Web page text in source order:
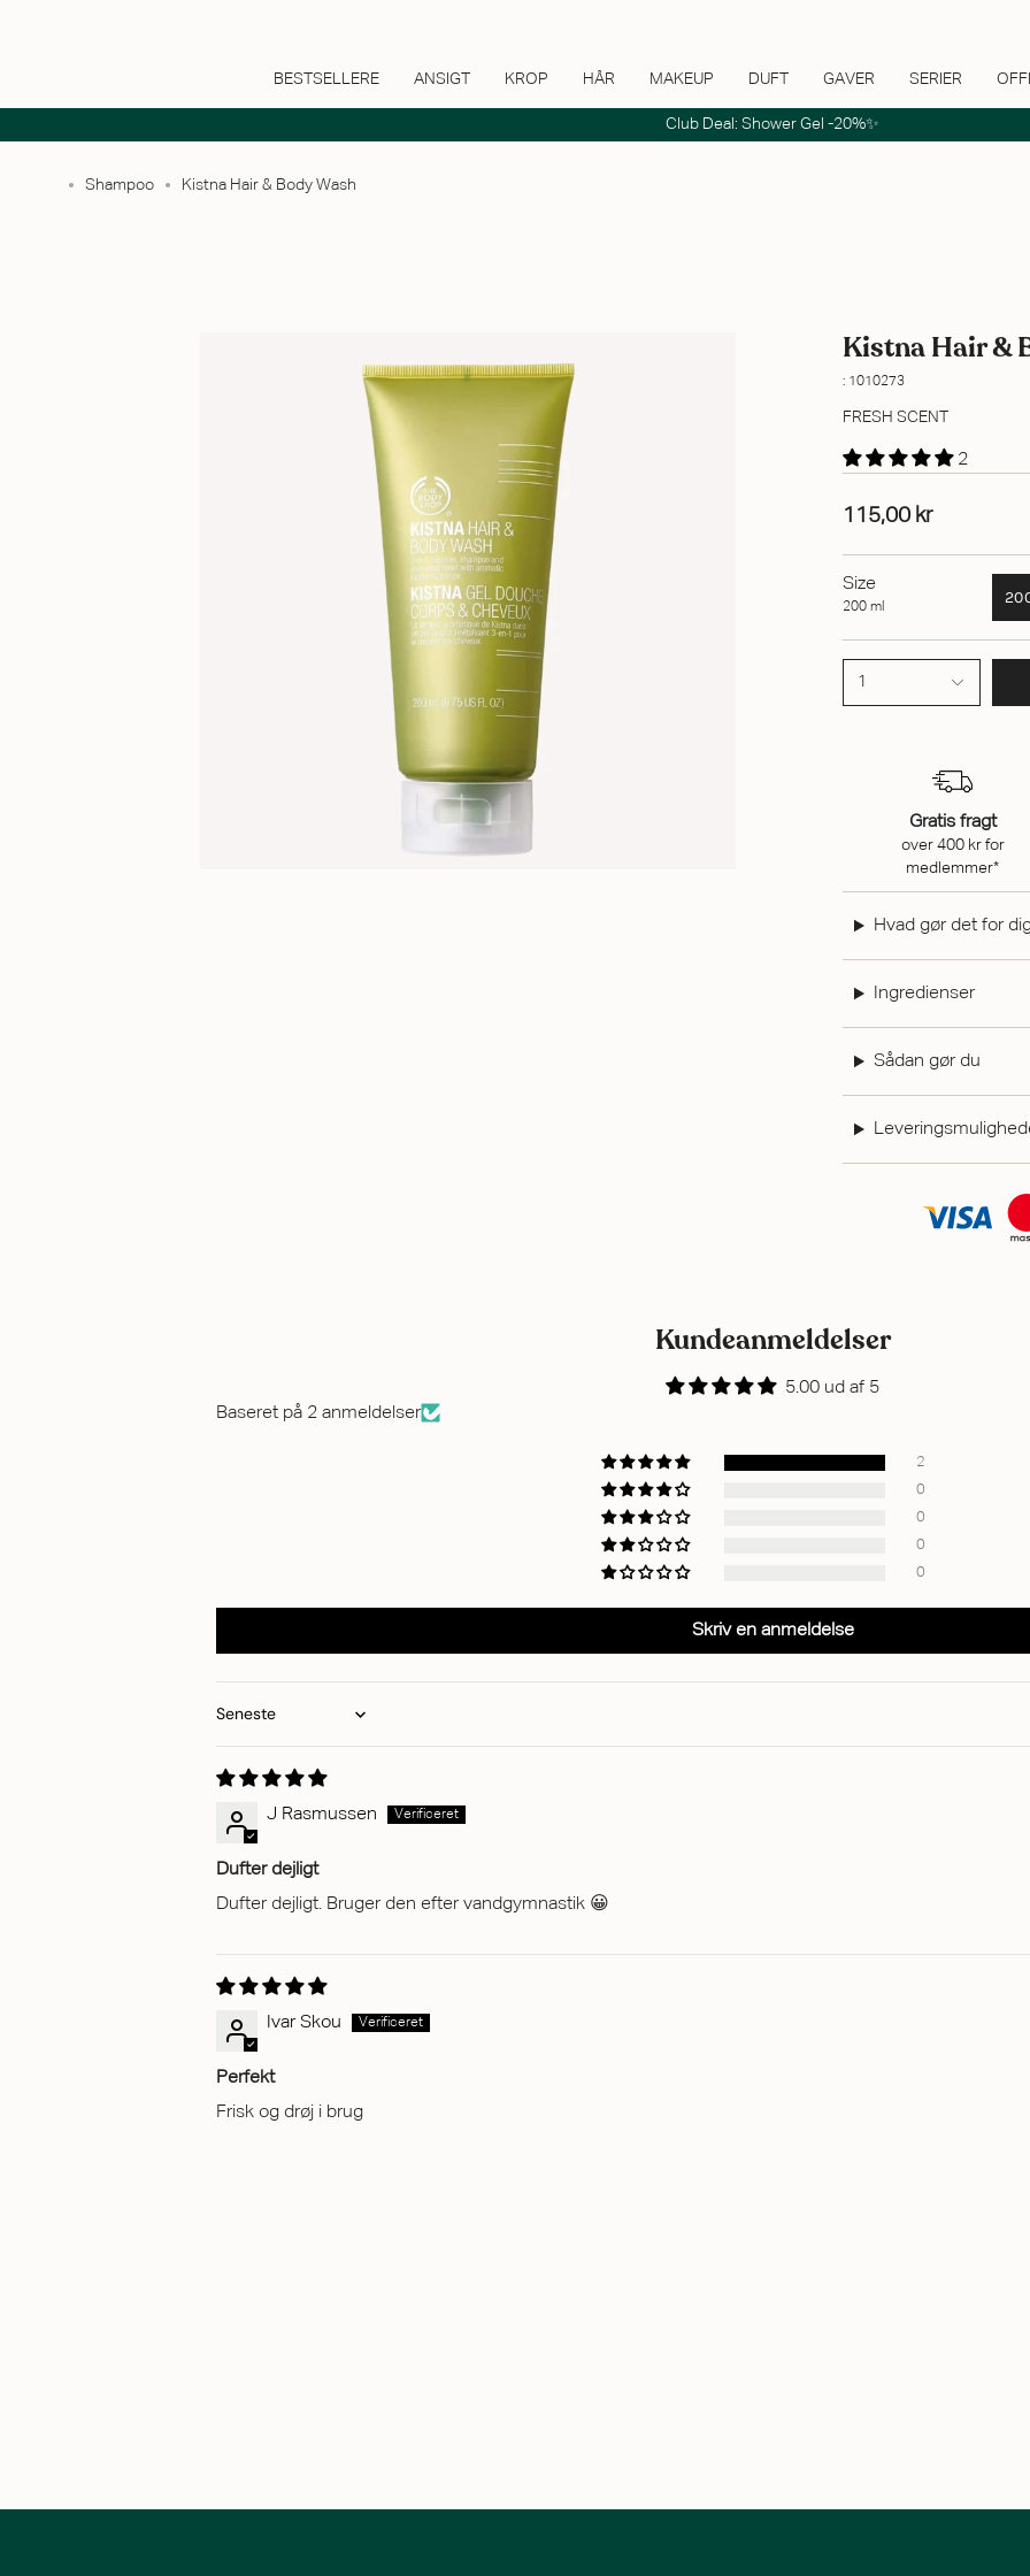
BESTSELLERE ANSIGT KROP HÅR MAKEUP DUFT GAVER SERIER
Club Deal: Shower Gel -20%✨
Shampoo Kistna Hair & Body Wash
Kistna Hair &
: 1010273
FRESH SCENT
2
115,00 kr
Size
200 ml
1
Gratis fragt
over 400 kr for
medlemmer*
Hvad gør det for
Ingredienser
Sådan gør du
Kundeanmeldelser
5.00 ud af 5
Baseret på 2 anmeldelser
2
0
0
0
0
Skriv en anmeldelse
Sort by
J Rasmussen
Dufter dejligt
Dufter dejligt. Bruger den efter vandgymnastik 😀
Ivar Skou
Perfekt
Frisk og drøj i brug